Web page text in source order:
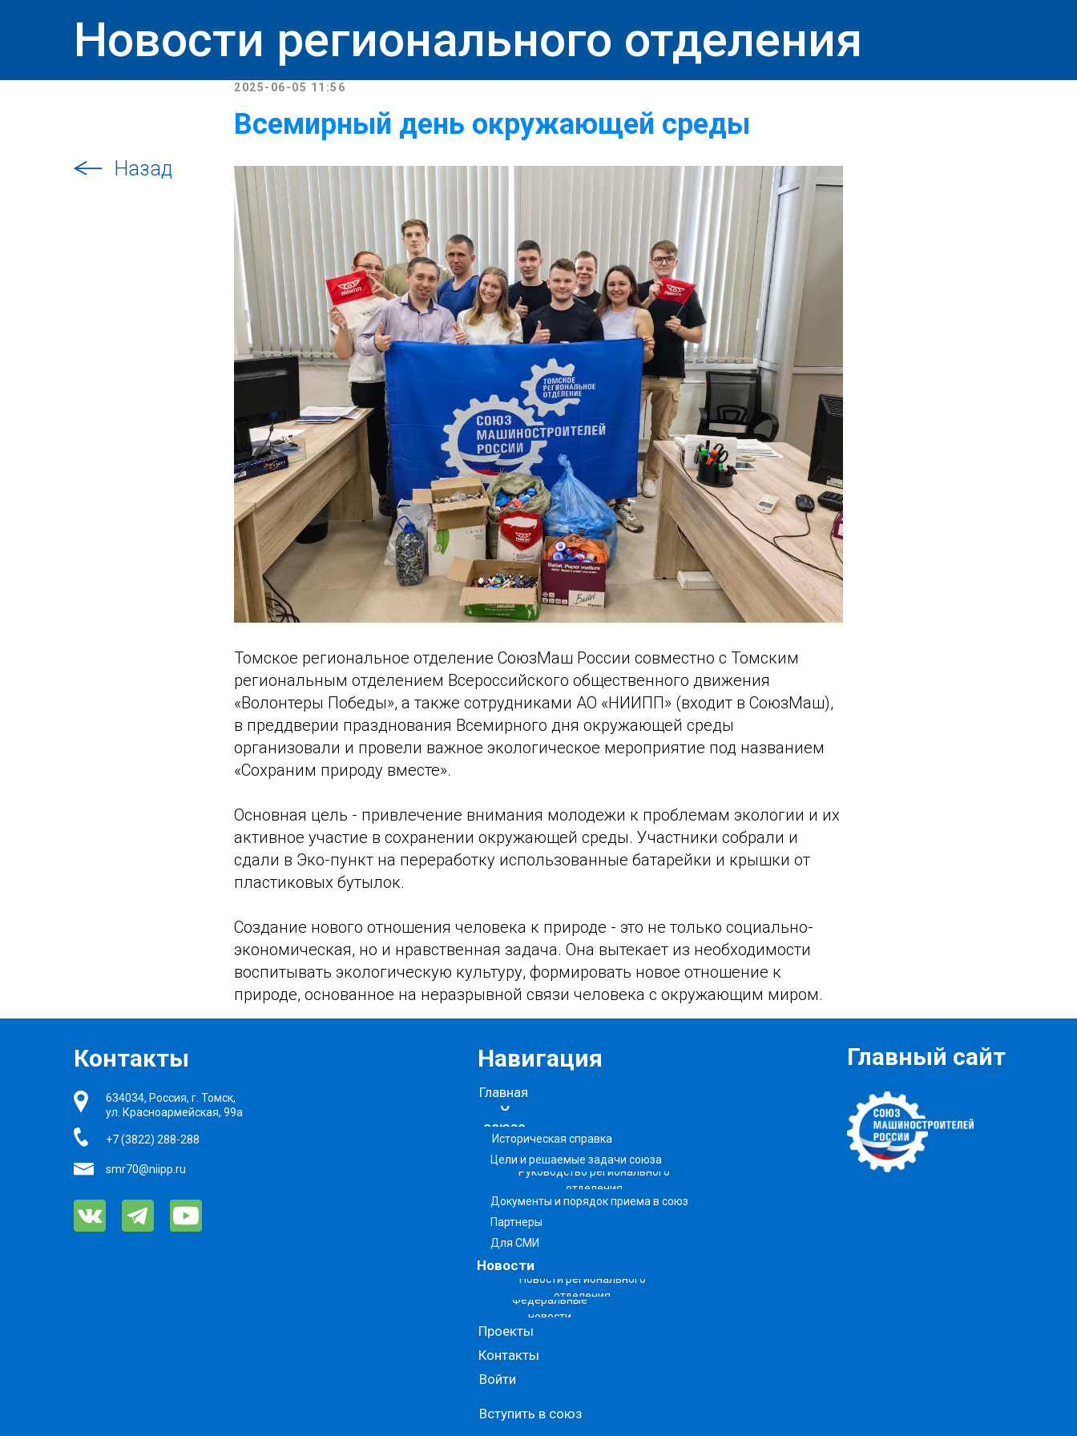
Новости регионального отделения
Назад
2025-06-05 11:56
Всемирный день окружающей среды
Томское региональное отделение СоюзМаш России совместно с Томским
региональным отделением Всероссийского общественного движения
«Волонтеры Победы», а также сотрудниками АО «НИИПП» (входит в СоюзМаш),
в преддверии празднования Всемирного дня окружающей среды
организовали и провели важное экологическое мероприятие под названием
«Сохраним природу вместе».
Основная цель - привлечение внимания молодежи к проблемам экологии и их
активное участие в сохранении окружающей среды. Участники собрали и
сдали в Эко-пункт на переработку использованные батарейки и крышки от
пластиковых бутылок.
Создание нового отношения человека к природе - это не только социально-
экономическая, но и нравственная задача. Она вытекает из необходимости
воспитывать экологическую культуру, формировать новое отношение к
природе, основанное на неразрывной связи человека с окружающим миром.
634034, Россия, г. Томск,
ул. Красноармейская, 99а
+7 (3822) 288-288
Главный сайт
smr70@niipp.ru
Контакты
О
союзе
Новости
Проекты
Контакты
Навигация
Главная
Войти
Вступить в союз
Историческая справка
Цели и решаемые задачи союза
Руководство регионального
отделения
Документы и порядок приема в союз
Партнеры
Для СМИ
Новости регионального
отделения
Федеральные
новости